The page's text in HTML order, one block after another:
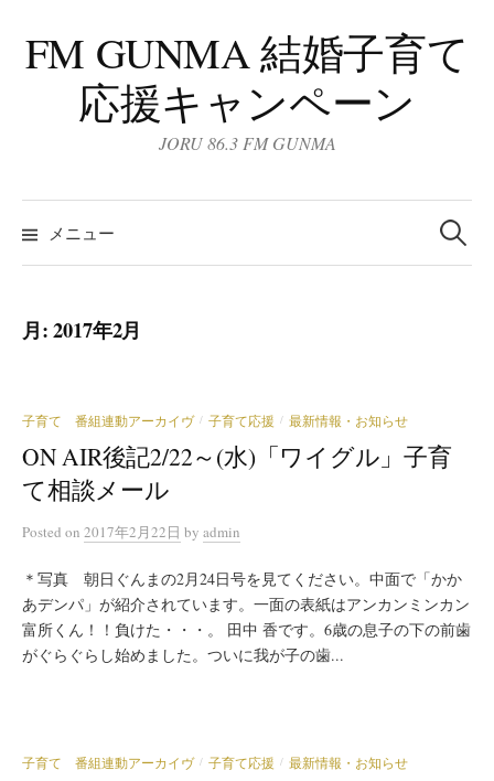
ン
テ
FM GUNMA 結婚子育て
応援キャンペーン
JORU 86.3 FM GUNMA
メニュー
検
索:
月:2017年2月
子育て 番組連動アーカイヴ / 子育て応援 / 最新情報・お知らせ
ON AIR後記2/22～(水)「ワイグル」子育
て相談メール
Posted on 2017年2月22日 by admin
＊写真 朝日ぐんまの2月24日号を見てください。中面で「かか
あデンパ」が紹介されています。一面の表紙はアンカンミンカン
富所くん！！負けた・・・。 田中 香です。6歳の息子の下の前歯
がぐらぐらし始めました。ついに我が子の歯...
子育て 番組連動アーカイヴ / 子育て応援 / 最新情報・お知らせ